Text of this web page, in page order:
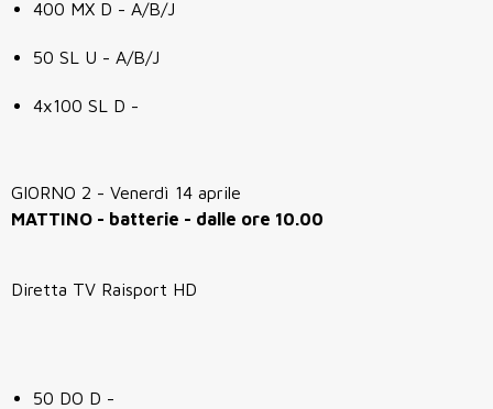
400 MX D - A/B/J
50 SL U - A/B/J
4x100 SL D -
GIORNO 2 - Venerdì 14 aprile
MATTINO - batterie - dalle ore 10.00
Diretta TV Raisport HD
50 DO D -